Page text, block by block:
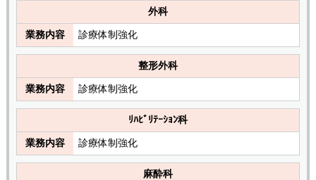
外科
業務内容 診療体制強化
整形外科
業務内容 診療体制強化
ﾘﾊﾋﾞﾘﾃｰｼｮﾝ科
業務内容 診療体制強化
麻酔科